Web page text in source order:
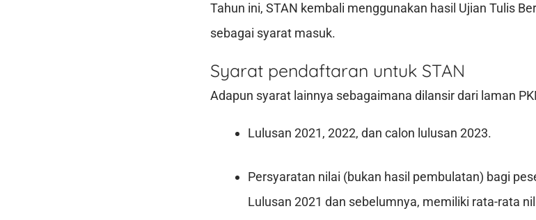
Tahun ini, STAN kembali menggunakan hasil Ujian Tulis
sebagai syarat masuk.
Syarat pendaftaran untuk STAN
Adapun syarat lainnya sebagaimana dilansir dari laman
Lulusan 2021, 2022, dan calon lulusan 2023.
Persyaratan nilai (bukan hasil pembulatan) bagi
Lulusan 2021 dan sebelumnya, memiliki rata-rata